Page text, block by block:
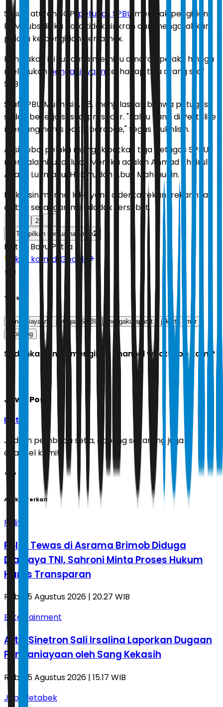
Sesuai aturan SOP, petugas SPBU menolak pengisian
BBM subsidi jika data tidak sinkron dan mengarahkan
pelaku ke pengisian Pertamax.
Penolakan ini rupanya memicu amarah pelaku hingga
melakukan penganiayaan terhadap tiga orang staf
SPBU.
Staf SPBU Mukhlisin, 38, menjelaskan bahwa petugas
sudah bekerja sesuai prosedur. "Kalau yang di Pertalite
memang harus pakai barcode," tegas Mukhlisin.
Aksi koboi pelaku mengakibatkan tiga petugas SPBU
mengalami luka-luka. Mereka adalah Ahmad Khoirul
Anam, Lukmanul Hakim, dan Abud Mahmudin.
Mukhlisin merinci luka yang diderita rekan-rekannya
akibat serangan mendadak tersebut.
2
Tampilkan semua halaman2
Editor: Bayu Putra
Ikuti kami di Google
Tags
penganiayaan petugas SPBU mengaku aparat
jakarta timur
Cipinang
Sudahkah Anda mengikuti channel whatsapp kami?
Jawa Pos
Ikuti
Jadilah pembaca setia, gabung sekarang juga di
channel kami!
Artikel Terkait
Politik
Polisi Tewas di Asrama Brimob Diduga
Dianiaya TNI, Sahroni Minta Proses Hukum
Harus Transparan
Rabu, 5 Agustus 2026 | 20.27 WIB
Entertainment
Artis Sinetron Sali Irsalina Laporkan Dugaan
Penganiayaan oleh Sang Kekasih
Rabu, 5 Agustus 2026 | 15.17 WIB
Jabodetabek